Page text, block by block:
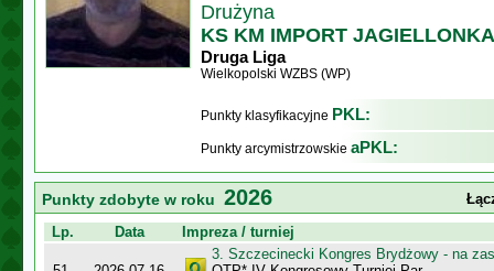
Drużyna
KS KM IMPORT
Druga Liga
Wielkopolski WZBS (WP)
Punkty klasyfikacyjne PKL:
Punkty arcymistrzowskie aPKL:
Punkty zdobyte w roku 2026
Lp.
Data Impreza / turniej
3. Szczecinecki Kongres Brydżowy - na